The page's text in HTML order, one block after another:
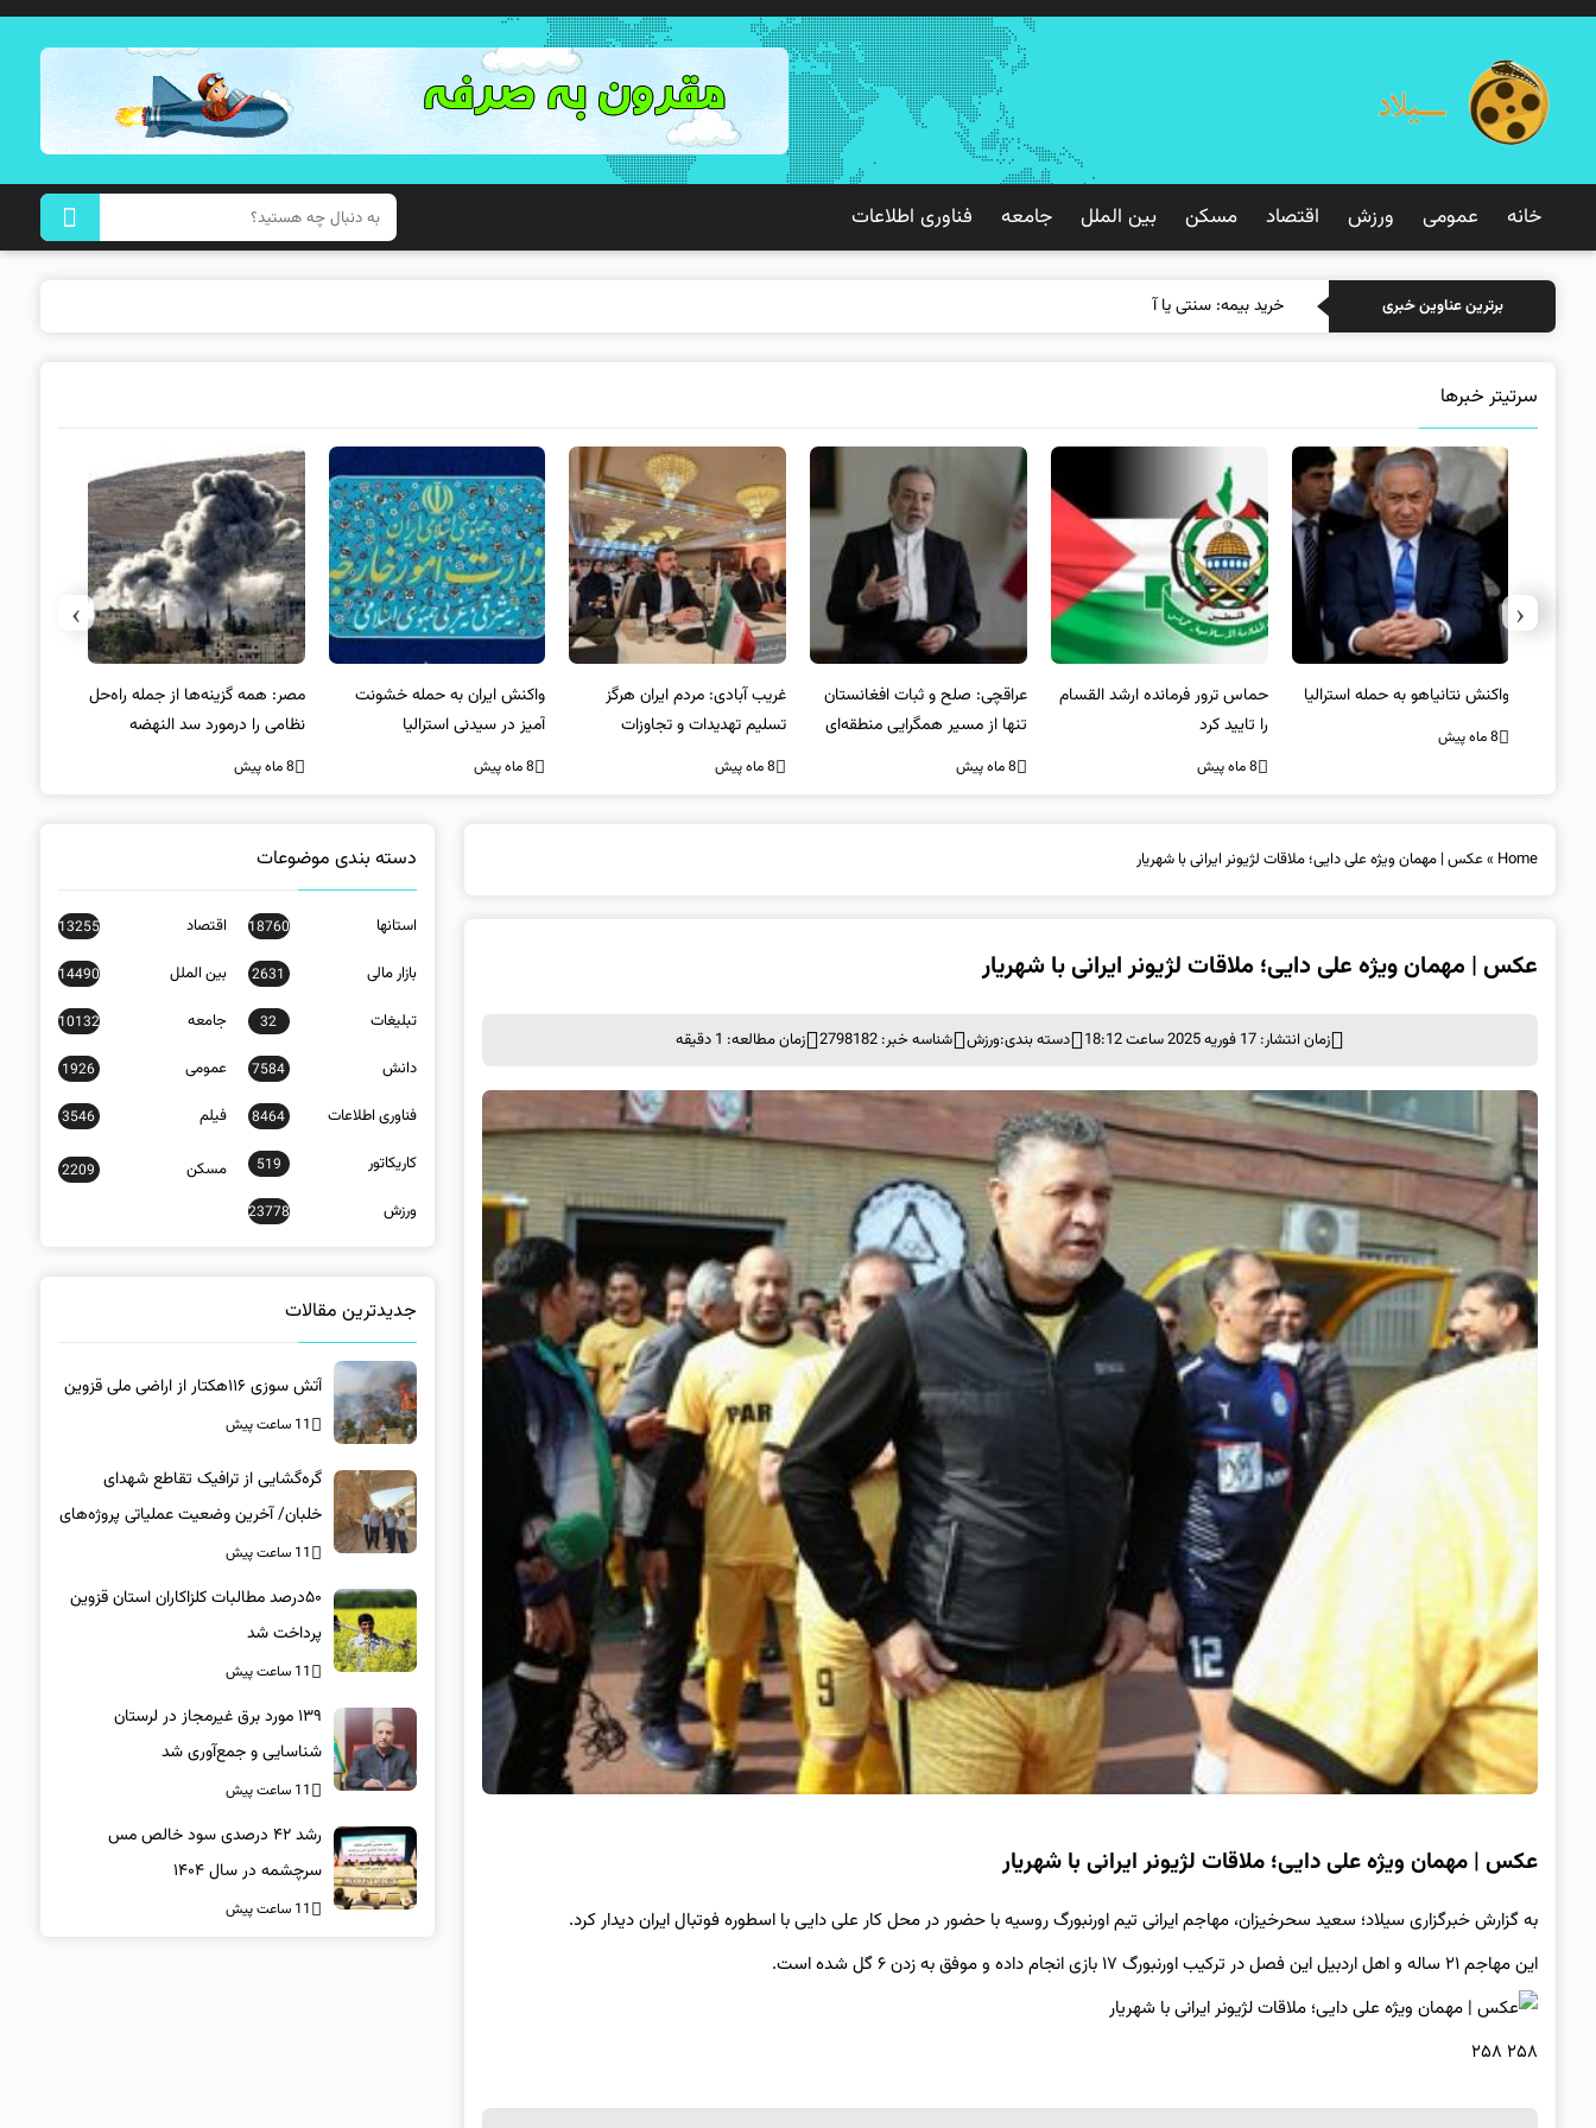
خانه عمومی ورزش اقتصاد مسکن بین الملل جامعه فناوری اطلاعات
برترین عناوین خبری خرید بیمه: سنتی یا آنلاین؟ کدامیک تجربه ب
سرتیتر خبرها
واکنش نتانیاهو به حمله استرالیا
8 ماه پیش
حماس ترور فرمانده ارشد القسام
را تایید کرد
8 ماه پیش
عراقچی: صلح و ثبات افغانستان
تنها از مسیر همگرایی منطقه‌ای
محقق می‌شود
8 ماه پیش
غریب آبادی: مردم ایران هرگز
تسلیم تهدیدات و تجاوزات
نخواهند شد و متحد و منسجم
8 ماه پیش
واکنش ایران به حمله خشونت
آمیز در سیدنی استرالیا
8 ماه پیش
مصر: همه گزینه‌ها از جمله راه‌حل
نظامی را درمورد سد النهضه
بررسی می‌کنیم
8 ماه پیش
‹
›
Home
»عکس | مهمان ویژه علی دایی؛ ملاقات لژیونر ایرانی با شهریار
عکس | مهمان ویژه علی دایی؛ ملاقات لژیونر ایرانی با شهریار
زمان انتشار: 17 فوریه 2025 ساعت 18:12 دسته بندی:ورزش شناسه خبر: 2798182 زمان مطالعه: 1 دقیقه
عکس | مهمان ویژه علی دایی؛ ملاقات لژیونر ایرانی با شهریار
به گزارش خبرگزاری سیلاد؛ سعید سحرخیزان، مهاجم ایرانی تیم اورنبورگ روسیه با حضور در محل کار علی دایی با اسطوره فوتبال ایران دیدار کرد.
این مهاجم ۲۱ ساله و اهل اردبیل این فصل در ترکیب اورنبورگ ۱۷ بازی انجام داده و موفق به زدن ۶ گل شده است.
۲۵۸ ۲۵۸
دسته بندی موضوعات
استانها 18760 اقتصاد 13255
بازار مالی 2631 بین الملل 14490
تبلیغات 32 جامعه 10132
دانش 7584 عمومی 1926
فناوری اطلاعات 8464 فیلم 3546
کاریکاتور 519 مسکن 2209
ورزش 23778
جدیدترین مقالات
آتش سوزی ۱۱۶هکتار از اراضی ملی قزوین
11 ساعت پیش
گره‌گشایی از ترافیک تقاطع شهدای
خلبان/ آخرین وضعیت عملیاتی پروژه‌های
زیرساختی در کرمان
11 ساعت پیش
۵۰درصد مطالبات کلزاکاران استان قزوین
پرداخت شد
11 ساعت پیش
۱۳۹ مورد برق غیرمجاز در لرستان
شناسایی و جمع‌آوری شد
11 ساعت پیش
رشد ۴۲ درصدی سود خالص مس
سرچشمه در سال ۱۴۰۴
11 ساعت پیش